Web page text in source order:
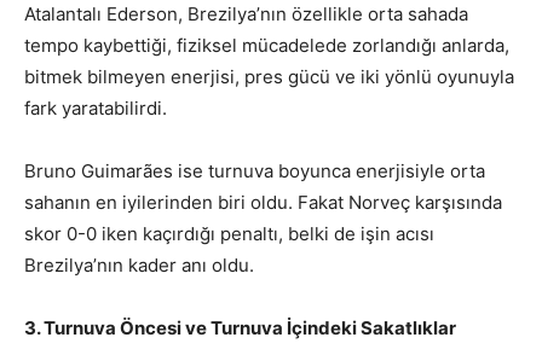
Atalantalı Ederson, Brezilya’nın özellikle orta sahada
tempo kaybettiği, fiziksel mücadelede zorlandığı anlarda,
bitmek bilmeyen enerjisi, pres gücü ve iki yönlü oyunuyla
fark yaratabilirdi.
Bruno Guimarães ise turnuva boyunca enerjisiyle orta
sahanın en iyilerinden biri oldu. Fakat Norveç karşısında
skor 0-0 iken kaçırdığı penaltı, belki de işin acısı
Brezilya’nın kader anı oldu.
3. Turnuva Öncesi ve Turnuva İçindeki Sakatlıklar